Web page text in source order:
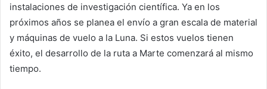
instalaciones de investigación científica. Ya en los
próximos años se planea el envío a gran escala de material
y máquinas de vuelo a la Luna. Si estos vuelos tienen
éxito, el desarrollo de la ruta a Marte comenzará al mismo
tiempo.